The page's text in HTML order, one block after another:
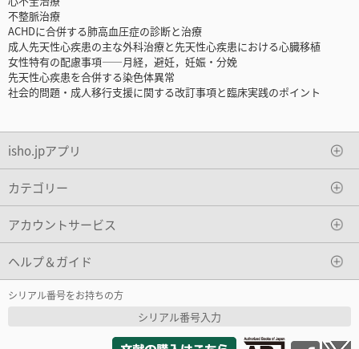
不整脈治療
ACHDに合併する肺高血圧症の診断と治療
成人先天性心疾患の主な外科治療と先天性心疾患における心臓移植
女性特有の配慮事項――月経，避妊，妊娠・分娩
先天性心疾患を合併する染色体異常
社会的問題・成人移行支援に関する改訂事項と臨床実践のポイント
isho.jpアプリ
カテゴリー
アカウントサービス
ヘルプ＆ガイド
シリアル番号をお持ちの方
シリアル番号入力